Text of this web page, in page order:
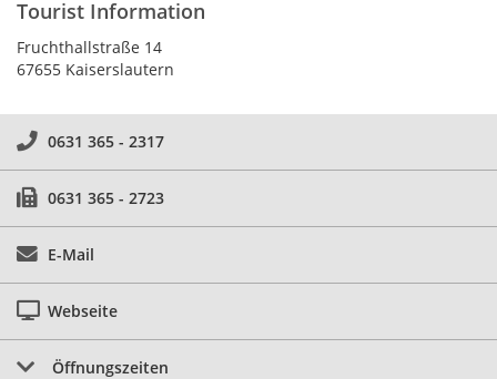
Tourist Information
Fruchthallstraße 14
67655 Kaiserslautern
0631 365 - 2317
0631 365 - 2723
E-Mail
Webseite
Öffnungszeiten